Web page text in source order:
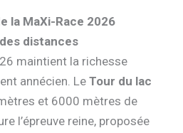
la MaXi-Race 2026
distances
maintient la richesse
annécien. LeTour du lac
et 6000 mètres de
l’épreuve reine, proposée